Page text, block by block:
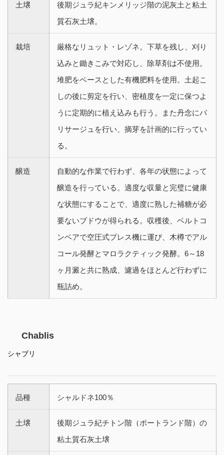
土壌
後期ジュラ紀キンメリッジ階の泥灰土と粘土
質石灰土壌。
栽培
厳格なリュット・レゾネ。下草を残し、刈り
込みと鋤きこみで対応し、除草剤は不使用。
堆肥をベースとした有機肥料を使用。土起こ
しの後に剪定を行い、密植度を一定に保つよ
うに定期的に植え込みも行う。また丹念にパ
リサージュを行い、摘芽を計画的に行ってい
る。
醸造
自動的な作業で行わず、各年の状態によって
醸造を行っている。適度な収量と完璧に健康
な状態にすることで、適度に熟した補糖が必
要ないブドウが得られる。収穫後、ベルトコ
ンベアで空圧式プレス機に運び、木樽でアル
コール発酵とマロラクティック発酵。6～18
ヶ月澱と共に熟成、濾過をほとんど行わずに
瓶詰め。
Chablis
シャブリ
品種 シャルドネ100％
土壌
後期ジュラ紀チトン階（ポートランド階）の
粘土質石灰土壌